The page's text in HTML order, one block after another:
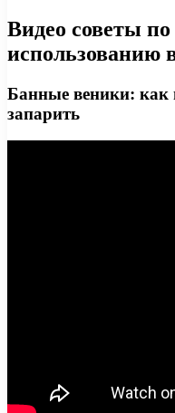
Видео советы
использованию
Банные веники: как
запарить